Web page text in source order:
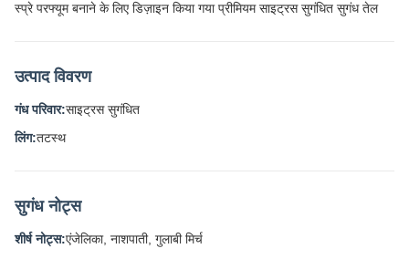
स्प्रे परफ्यूम बनाने के लिए डिज़ाइन किया गया प्रीमियम साइट्रस सुगंधित सुगंध तेल
उत्पाद विवरण
गंध परिवार:साइट्रस सुगंधित
लिंग:तटस्थ
सुगंध नोट्स
शीर्ष नोट्स:एंजेलिका, नाशपाती, गुलाबी मिर्च